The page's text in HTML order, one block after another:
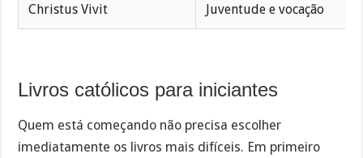
Christus Vivit Juventude e vocação
Livros católicos para iniciantes
Quem está começando não precisa escolher
imediatamente os livros mais difíceis. Em primeiro